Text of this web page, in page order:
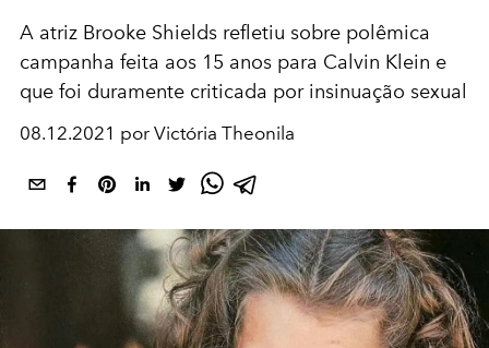
A atriz Brooke Shields refletiu sobre polêmica
campanha feita aos 15 anos para Calvin Klein e
que foi duramente criticada por insinuação sexual
08.12.2021 por Victória Theonila